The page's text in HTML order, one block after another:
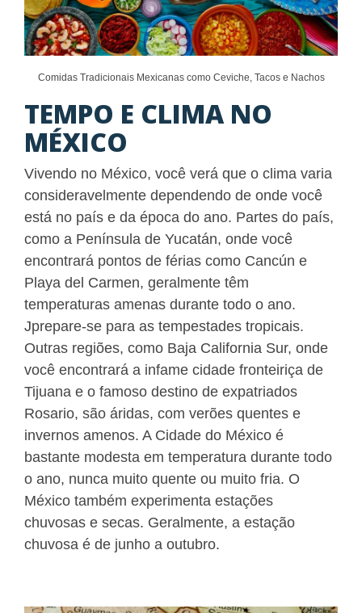
Comidas Tradicionais Mexicanas como Ceviche, Tacos e Nachos
TEMPO E CLIMA NO
MÉXICO
Vivendo no México, você verá que o clima varia
consideravelmente dependendo de onde você
está no país e da época do ano. Partes do país,
como a Península de Yucatán, onde você
encontrará pontos de férias como Cancún e
Playa del Carmen, geralmente têm
temperaturas amenas durante todo o ano.
Jprepare-se para as tempestades tropicais.
Outras regiões, como Baja California Sur, onde
você encontrará a infame cidade fronteiriça de
Tijuana e o famoso destino de expatriados
Rosario, são áridas, com verões quentes e
invernos amenos. A Cidade do México é
bastante modesta em temperatura durante todo
o ano, nunca muito quente ou muito fria. O
México também experimenta estações
chuvosas e secas. Geralmente, a estação
chuvosa é de junho a outubro.